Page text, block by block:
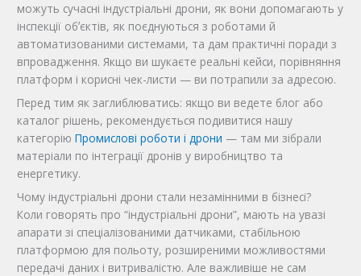
можуть сучасні індустріальні дрони, як вони допомагають у
інспекції обʼєктів, як поєднуються з роботами й
автоматизованими системами, та дам практичні поради з
впровадження. Якщо ви шукаєте реальні кейси, порівняння
платформ і корисні чек-листи — ви потрапили за адресою.
Перед тим як заглиблюватись: якщо ви ведете блог або
каталог рішень, рекомендується подивитися нашу
категоріюПромислові роботи і дрони — там ми зібрали
матеріали по інтеграції дронів у виробництво та
енергетику.
Чому індустріальні дрони стали незамінними в бізнесі?
Коли говорять про “індустріальні дрони”, мають на увазі
апарати зі спеціалізованими датчиками, стабільною
платформою для польоту, розширеними можливостями
передачі даних і витривалістю. Але важливіше не сам